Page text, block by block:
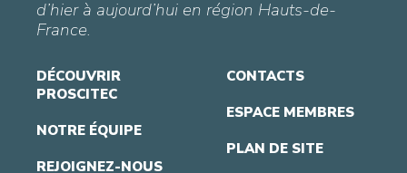
d’hier à aujourd’hui en région Hauts-de-
France.
DÉCOUVRIR
PROSCITEC
NOTRE ÉQUIPE
REJOIGNEZ-NOUS
CONTACTS
ESPACE MEMBRES
PLAN DE SITE